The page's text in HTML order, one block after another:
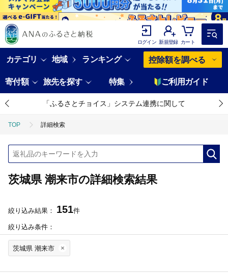
ログイン 新規登録 カート
カテゴリ 地域 ランキング 控除額を調べる
寄付額 旅先を探す 特集 ご利用ガイド
「ふるさとチョイス」システム連携に関して
TOP 詳細検索
茨城県 潮来市の詳細検索結果
絞り込み結果： 151件
絞り込み条件：
茨城県 潮来市